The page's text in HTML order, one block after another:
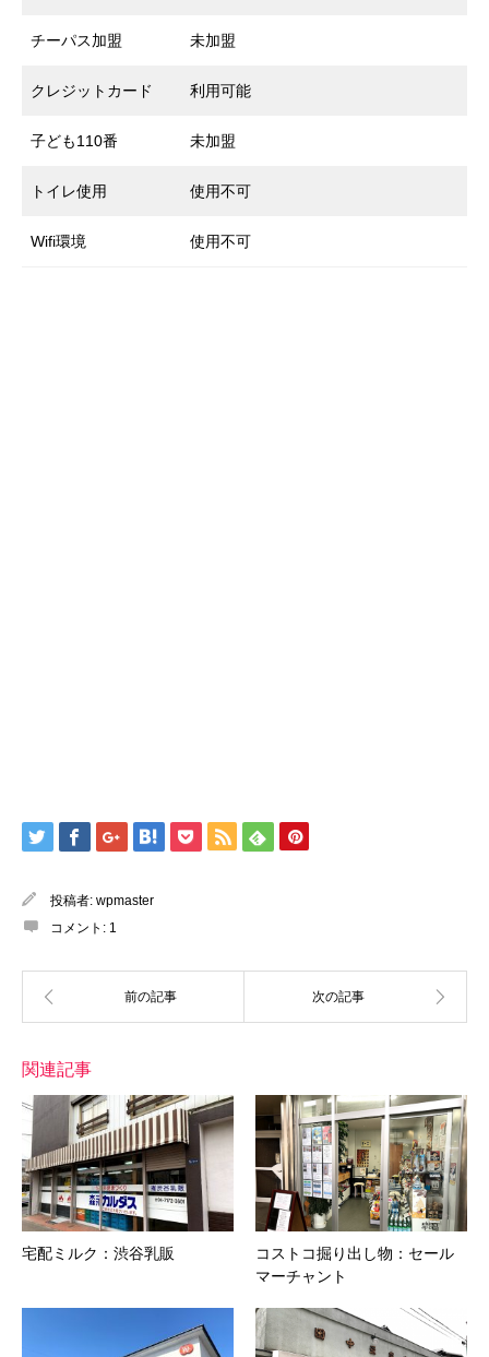
チーパス加盟 未加盟
クレジットカード 利用可能
子ども110番 未加盟
トイレ使用 使用不可
Wifi環境 使用不可
投稿者: wpmaster
コメント: 1
関連記事
宅配ミルク：渋谷乳販
コストコ掘り出し物：セール
マーチャント